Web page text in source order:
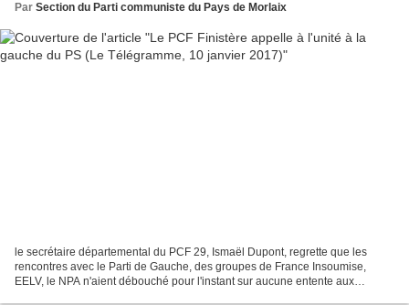
Par Section du Parti communiste du Pays de Morlaix
le secrétaire départemental du PCF 29, Ismaël Dupont, regrette que les
rencontres avec le Parti de Gauche, des groupes de France Insoumise,
EELV, le NPA n'aient débouché pour l'instant sur aucune entente aux